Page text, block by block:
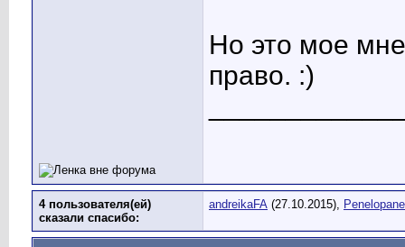
Но это мое
право. :)
4 пользователя(ей)
сказали cпасибо:
andreikaFA (27.10.2015),